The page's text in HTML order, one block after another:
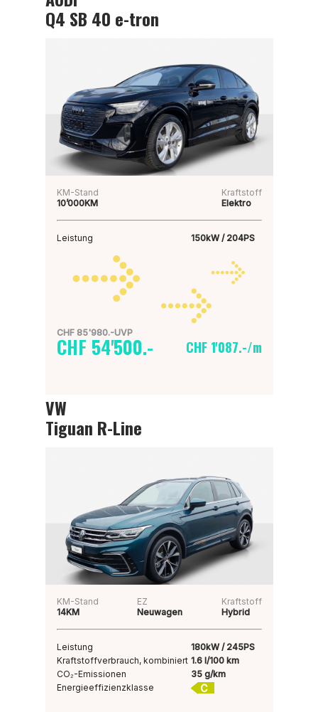
Q4 SB 40 e-tron
KM-Stand
10’000KM
Kraftstoff
Elektro
Leistung 150kW / 204PS
CHF 85'980.-UVP
CHF 54'500.- CHF 1'087.-/m
VW
Tiguan R-Line
KM-Stand
14KM
EZ
Neuwagen
Kraftstoff
Hybrid
Leistung
180kW / 245PS
Kraftstoffverbrauch, kombiniert 1.6 l/100 km
CO₂-Emissionen
35 g/km
Energieeffizienzklasse
C